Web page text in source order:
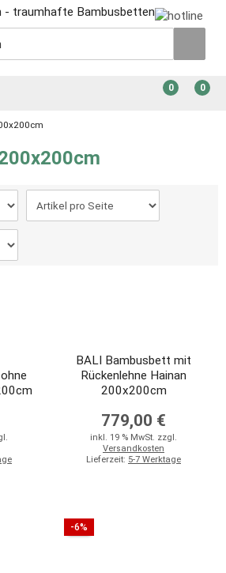
0
0
BALI Bambusbett mit
Rückenlehne Hainan
200x200cm
779,00 €
inkl. 19 % MwSt. zzgl.
Versandkosten
Lieferzeit: 5-7 Werktage
-6%